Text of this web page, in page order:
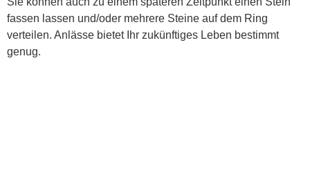
fassen lassen und/oder mehrere Steine auf dem Ring
verteilen. Anlässe bietet Ihr zukünftiges Leben bestimmt
genug.